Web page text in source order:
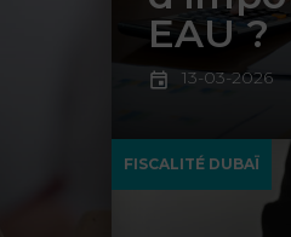
13-03-2026
EAU ?
FISCALITÉ DUBAÏ